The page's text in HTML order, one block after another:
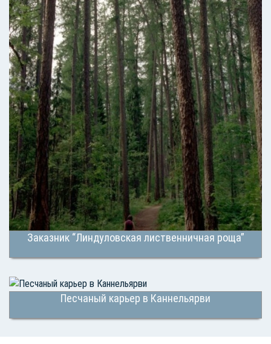
Заказник “Линдуловская лиственничная роща”
Песчаный карьер в Каннельярви